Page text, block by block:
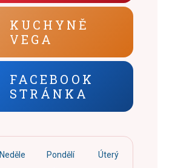
KUCHYNĚ
VEGA
FACEBOOK
STRÁNKA
Neděle Pondělí Úterý